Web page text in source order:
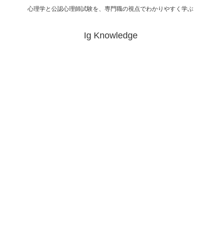
心理学と公認心理師試験を、専門職の視点でわかりやすく学ぶ
Ig Knowledge